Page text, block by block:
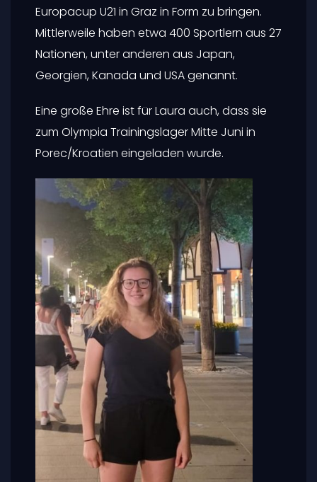
Europacup U21 in Graz in Form zu bringen.
Mittlerweile haben etwa 400 Sportlern aus 27
Nationen, unter anderen aus Japan,
Georgien, Kanada und USA genannt.
Eine große Ehre ist für Laura auch, dass sie
zum Olympia Trainingslager Mitte Juni in
Porec/Kroatien eingeladen wurde.